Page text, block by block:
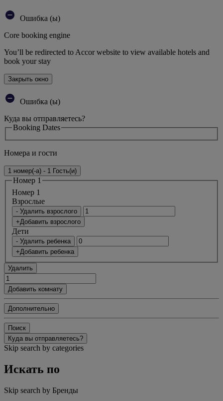
Ошибка (ы)
Core booking engine
You’ll be redirected to Accor website to view available hotels and
book your stay
Закрыть окно
Ошибка (ы)
Куда вы отправляетесь?
Booking Dates
Номера и гости
1 номер(-а) - 1 Гость(и)
Номер 1
Номер 1
Bзрослые
- Удалить взрослого
+Добавить взрослого
Дети
- Удалить ребенка
+Добавить ребенка
Удалить
Добавить комнату
Дополнительно
Поиск
Куда вы отправляетесь?
Skip search by categories
Искать по
Skip search by Бренды